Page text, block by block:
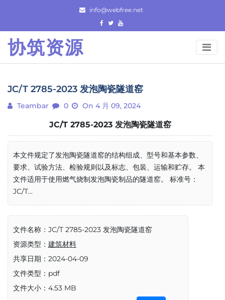
content
info@webfree.net
协筑资源
JC/T 2785-2023 发泡陶瓷隧道窑
Teambar 0 On 4 月 09, 2024
JC/T 2785-2023 发泡陶瓷隧道窑
本文件规定了发泡陶瓷隧道窑的结构组成、型号和基本参数、
要求、试验方法、检验规则以及标志、包装、运输和贮存。 本
文件适用于使用燃气烧制发泡陶瓷制品的隧道窑。 标准号：
JC/T...
文件名称：JC/T 2785-2023 发泡陶瓷隧道窑
资源类型： 建筑材料
共享日期：2024-04-09
文件类型：pdf
文件大小：4.53 MB